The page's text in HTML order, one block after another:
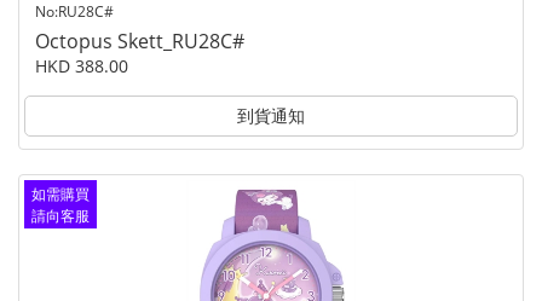
No:RU28C#
Octopus Skett_RU28C#
HKD 388.00
到貨通知
如需購買
請向客服